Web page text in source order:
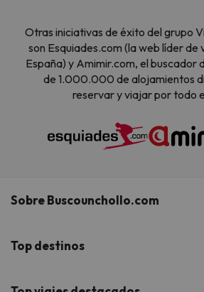
Otras iniciativas de éxito del grupo
son Esquiades.com (la web líder de
España) y Amimir.com, el buscador
de 1.000.000 de alojamientos
reservar y viajar por todo
Sobre Buscounchollo.com
¿Quiénes somos?
Top destinos
Hoteles Andalucía